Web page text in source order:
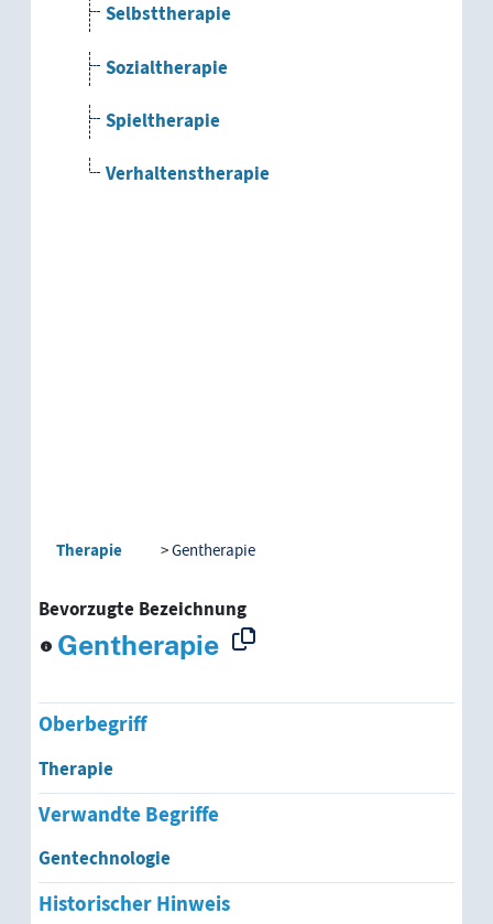
Selbsttherapie
Sozialtherapie
Spieltherapie
Verhaltenstherapie
Therapie Gentherapie
Bevorzugte Bezeichnung
Gentherapie
Oberbegriff
Therapie
Verwandte Begriffe
Gentechnologie
Historischer Hinweis